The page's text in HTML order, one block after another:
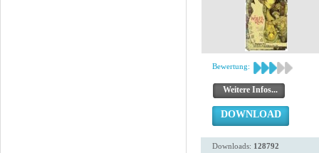
Bewertung:
Weitere Infos...
DOWNLOAD
Downloads: 128792